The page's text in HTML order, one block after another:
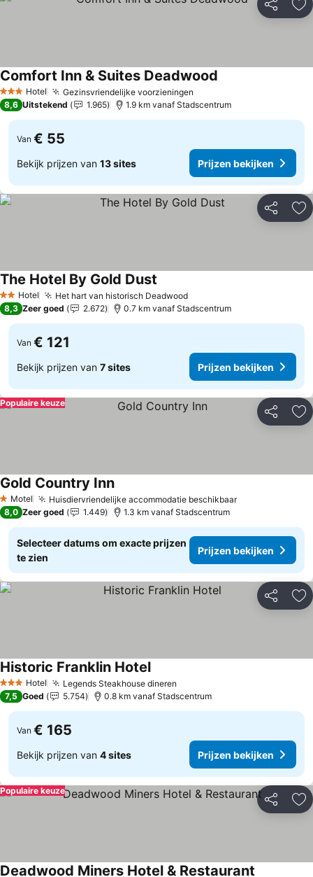
Delen
3 SterrenHotel Gezinsvriendelijke voorzieningen
Comfort Inn & Suites Deadwood
8,6 Uitstekend 1.965 1.9 km vanaf Stadscentrum
Van € 55
Bekijk prijzen van 13 sites Prijzen bekijken
Delen
2 Sterren
Hotel Het hart van historisch DeadwoodPrijzen bekijken
The Hotel By Gold Dust
8,3 Zeer goed 2.672 0.7 km vanaf Stadscentrum
Van € 121
Bekijk prijzen van 7 sites Prijzen bekijken
Delen
Populaire keuze
1 Sterren
Motel Huisdiervriendelijke accommodatie beschikbaarPrijzen
Gold Country InnPrijzen bekijken
8,0 Zeer goed 1.449 1.3 km vanaf Stadscentrum
Selecteer datums om exacte prijzen
te zien
Prijzen bekijken
Delen
3 SterrenHotel Legends Steakhouse dineren
Historic Franklin HotelPrijzen bekijken
7,5 Goed 5.754 0.8 km vanaf Stadscentrum
Van € 165
Bekijk prijzen van 4 sites Prijzen bekijken
Delen
Populaire keuze
Deadwood Miners Hotel & Restaurant